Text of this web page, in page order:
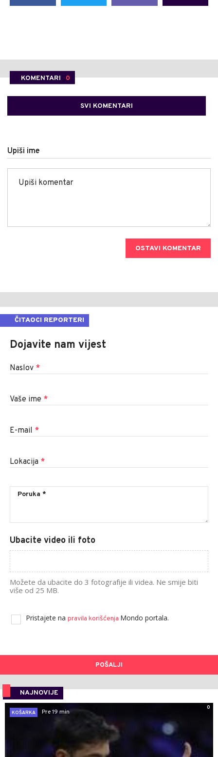
KOMENTARI 0
SVI KOMENTARI
Upiši ime
OSTAVI KOMENTAR
ČITAOCI REPORTERI
Dojavite nam vijest
Naslov *
Vaše ime *
E-mail *
Lokacija *
Ubacite video ili foto
Možete da ubacite do 3 fotografije ili videa. Ne smije biti
više od 25 MB.
Pristajete na pravila korišćenja Mondo portala.
POŠALJI
NAJNOVIJE
0
KOŠARKA
Pre 19 min